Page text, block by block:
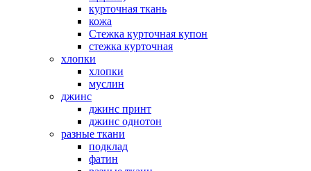
курточная ткань
кожа
Стежка курточная купон
стежка курточная
хлопки
хлопки
муслин
джинс
джинс принт
джинс однотон
разные ткани
подклад
фатин